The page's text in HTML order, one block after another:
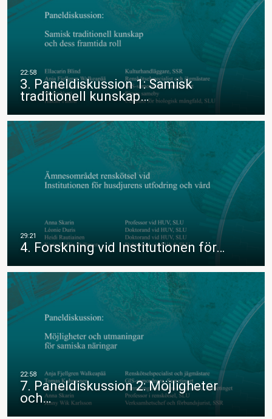
3. Paneldiskussion 1: Samisk
traditionell kunskap…
4. Forskning vid Institutionen för…
7. Paneldiskussion 2: Möjligheter
och…